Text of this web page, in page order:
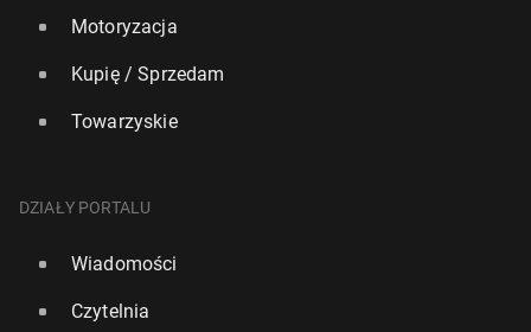
Motoryzacja
Kupię / Sprzedam
Towarzyskie
DZIAŁY PORTALU
Wiadomości
Czytelnia